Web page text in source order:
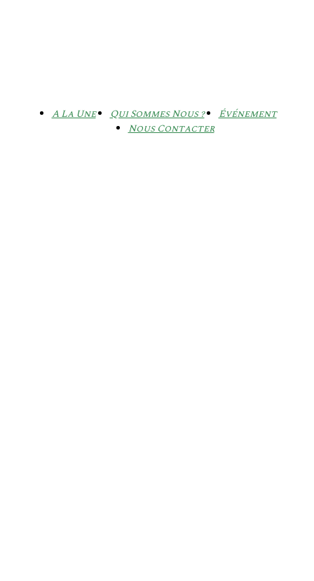
A La Une Qui Sommes Nous ?
Événement
Nous Contacter